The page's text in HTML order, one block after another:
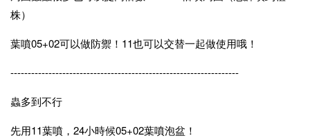
株）
葉噴05+02可以做防禦！11也可以交替一起做使用哦！
------------------------------------------------------------------
蟲多到不行
先用11葉噴，24小時候05+02葉噴泡盆！